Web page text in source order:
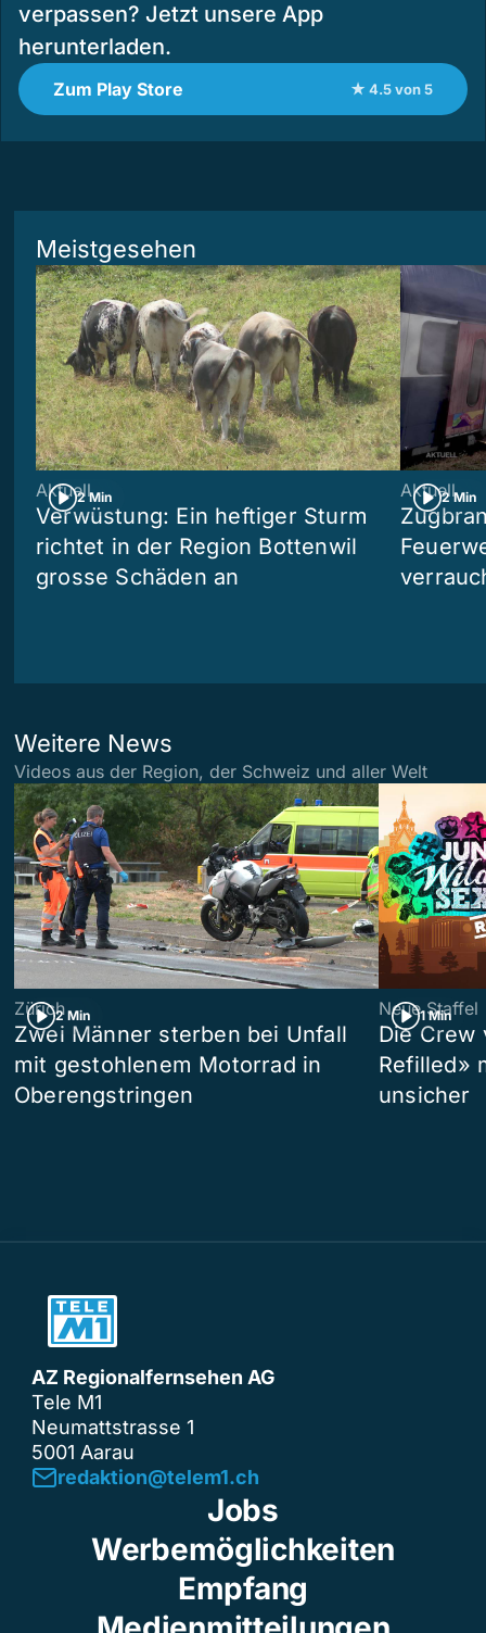
verpassen? Jetzt unsere App
herunterladen.
Zum Play Store ★ 4.5 von 5
Meistgesehen
2 Min
Aktuell
Verwüstung: Ein heftiger Sturm
richtet in der Region Bottenwil
grosse Schäden an
2 Min
Aktuell
Weitere News
Videos aus der Region, der Schweiz und aller Welt
2 Min
Zürich
Zwei Männer sterben bei Unfall
mit gestohlenem Motorrad in
Oberengstringen
1 Min
Neue Staffel
Die Crew
Refilled»
unsicher
AZ Regionalfernsehen AG
Tele M1
Neumattstrasse 1
5001 Aarau
redaktion@telem1.ch
Jobs
Werbemöglichkeiten
Empfang